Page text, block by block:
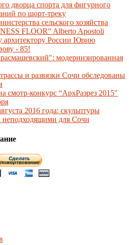
дворца спорта для фигурного
по шорт-треку
сельского хозяйства
FLOOR” Alberto Apostoli
архитектору России Юрию
- 85!
модернизированная
и развязки Сочи обследованы
смотр-конкурс “АрхРазрез 2015″
2016 года: скульптуры
неподходящими для Сочи